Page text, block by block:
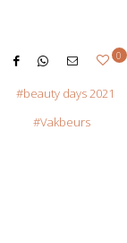
0
beauty days 2021
Vakbeurs